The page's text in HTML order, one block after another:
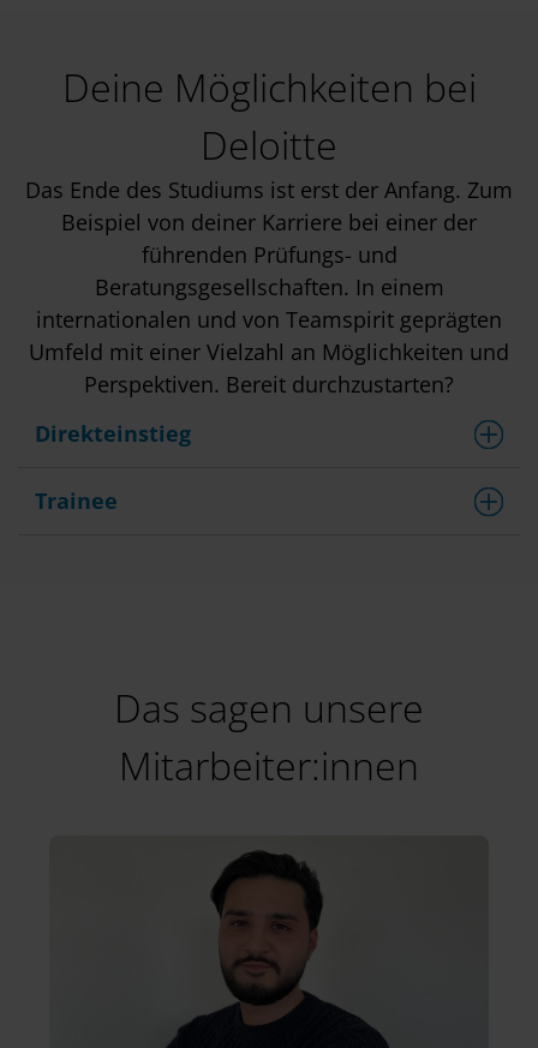
Deine Möglichkeiten bei
Deloitte
Das Ende des Studiums ist erst der Anfang. Zum
Beispiel von deiner Karriere bei einer der
führenden Prüfungs- und
Beratungsgesellschaften. In einem
internationalen und von Teamspirit geprägten
Umfeld mit einer Vielzahl an Möglichkeiten und
Perspektiven. Bereit durchzustarten?
Direkteinstieg
Trainee
Das sagen unsere
Mitarbeiter:innen